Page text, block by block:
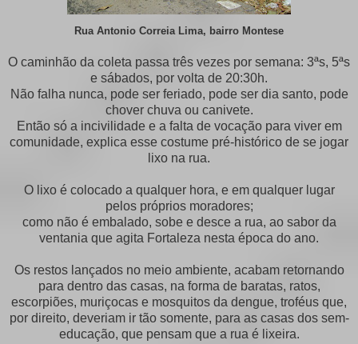
Rua Antonio Correia Lima, bairro Montese
O caminhão da coleta passa três vezes por semana: 3ªs, 5ªs
e sábados, por volta de 20:30h.
Não falha nunca, pode ser feriado, pode ser dia santo, pode
chover chuva ou canivete.
Então só a incivilidade e a falta de vocação para viver em
comunidade, explica esse costume pré-histórico de se jogar
lixo na rua.
O lixo é colocado a qualquer hora, e em qualquer lugar
pelos próprios moradores;
como não é embalado, sobe e desce a rua, ao sabor da
ventania que agita Fortaleza nesta época do ano.
Os restos lançados no meio ambiente, acabam retornando
para dentro das casas, na forma de baratas, ratos,
escorpiões, muriçocas e mosquitos da dengue, troféus que,
por direito, deveriam ir tão somente, para as casas dos sem-
educação, que pensam que a rua é lixeira.